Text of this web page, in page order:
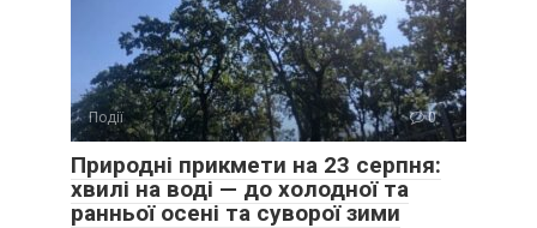
Події 0
Природні прикмети на 23 серпня:
хвилі на воді — до холодної та
ранньої осені та суворої зими